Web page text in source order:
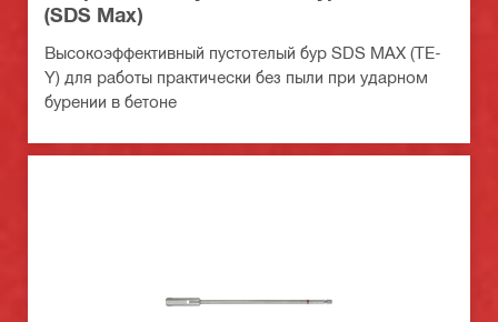
(SDS Max)
Высокоэффективный пустотелый бур SDS MAX (TE-
Y) для работы практически без пыли при ударном
бурении в бетоне